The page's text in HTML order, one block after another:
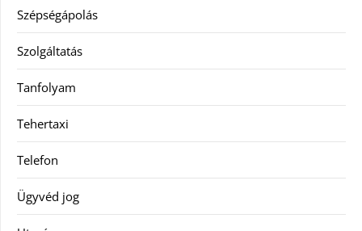
Szépségápolás
Szolgáltatás
Tanfolyam
Tehertaxi
Telefon
Ügyvéd jog